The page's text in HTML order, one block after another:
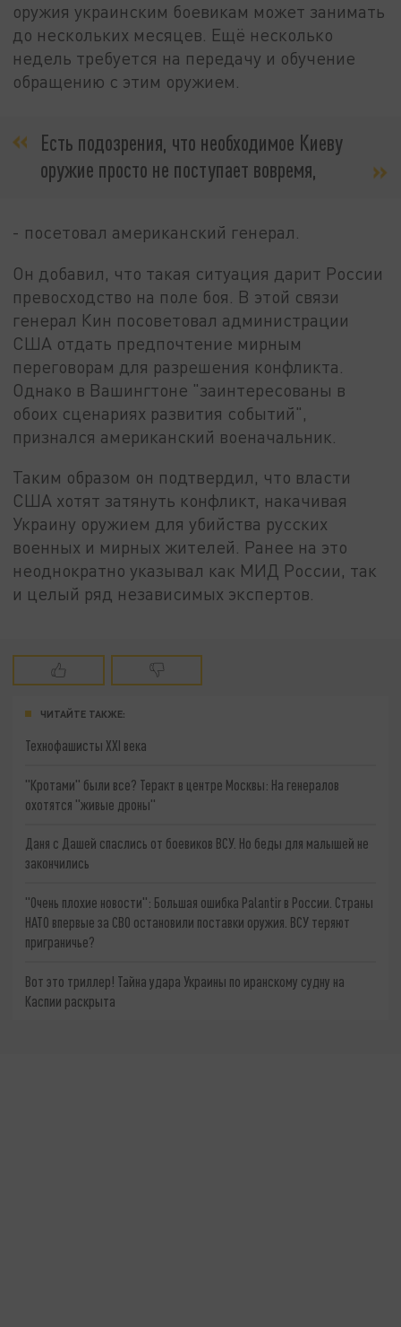
оружия украинским боевикам может занимать
до нескольких месяцев. Ещё несколько
недель требуется на передачу и обучение
обращению с этим оружием.
Есть подозрения, что необходимое Киеву
оружие просто не поступает вовремя,
- посетовал американский генерал.
Он добавил, что такая ситуация дарит России
превосходство на поле боя. В этой связи
генерал Кин посоветовал администрации
США отдать предпочтение мирным
переговорам для разрешения конфликта.
Однако в Вашингтоне "заинтересованы в
обоих сценариях развития событий",
признался американский военачальник.
Таким образом он подтвердил, что власти
США хотят затянуть конфликт, накачивая
Украину оружием для убийства русских
военных и мирных жителей. Ранее на это
неоднократно указывал как МИД России, так
и целый ряд независимых экспертов.
ЧИТАЙТЕ ТАКЖЕ:
Технофашисты XXI века
"Кротами" были все? Теракт в центре Москвы: На генералов
охотятся "живые дроны"
Даня с Дашей спаслись от боевиков ВСУ. Но беды для малышей не
закончились
"Очень плохие новости": Большая ошибка Palantir в России. Страны
НАТО впервые за СВО остановили поставки оружия. ВСУ теряют
приграничье?
Вот это триллер! Тайна удара Украины по иранскому судну на
Каспии раскрыта